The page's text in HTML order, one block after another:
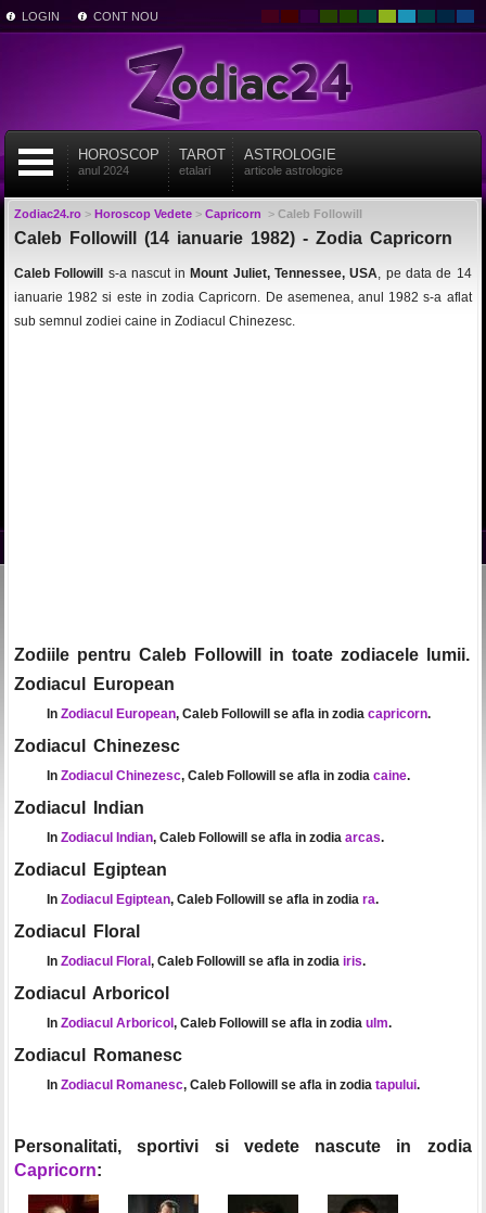
LOGIN CONT NOU
HOROSCOP
anul 2024
TAROT
etalari
ASTROLOGIE
articole astrologice
Zodiac24.ro> Horoscop Vedete> Capricorn > Caleb Followill
Caleb Followill (14 ianuarie 1982) - Zodia Capricorn
Caleb Followill s-a nascut in Mount Juliet, Tennessee, USA, pe data de 14
ianuarie 1982 si este in zodia Capricorn. De asemenea, anul 1982 s-a aflat
sub semnul zodiei caine in Zodiacul Chinezesc.
Zodiile pentru Caleb Followill in toate zodiacele lumii.
Zodiacul European
In Zodiacul European, Caleb Followill se afla in zodia capricorn.
Zodiacul Chinezesc
In Zodiacul Chinezesc, Caleb Followill se afla in zodia caine.
Zodiacul Indian
In Zodiacul Indian, Caleb Followill se afla in zodia arcas.
Zodiacul Egiptean
In Zodiacul Egiptean, Caleb Followill se afla in zodia ra.
Zodiacul Floral
In Zodiacul Floral , Caleb Followill se afla in zodia iris.
Zodiacul Arboricol
In Zodiacul Arboricol , Caleb Followill se afla in zodia ulm.
Zodiacul Romanesc
In Zodiacul Romanesc, Caleb Followill se afla in zodia tapului.
Personalitati, sportivi si vedete nascute in zodia
Capricorn: